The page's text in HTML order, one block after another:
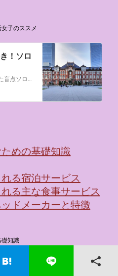
子のススメ
！ソロ
これまでやったことのなかった盲点ソロ活、“なんでもない日にシティホテルに泊まる”。ソロ活女子のススメ,ソロシティホテル
めの基礎知識
る宿泊サービス
る主な食事サービス
ドメーカーと特徴
礎知識
？